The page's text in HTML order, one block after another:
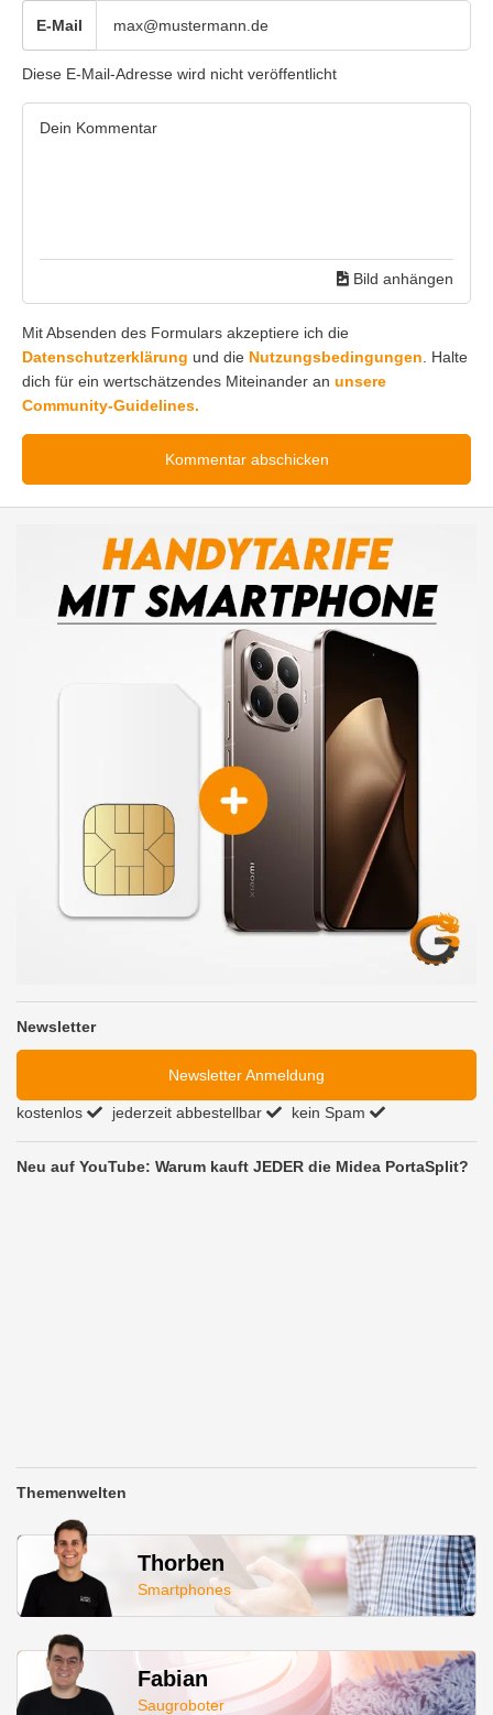
E-Mail
Diese E-Mail-Adresse wird nicht veröffentlicht
Bild anhängen
Mit Absenden des Formulars akzeptiere ich die
Datenschutzerklärung und die Nutzungsbedingungen . Halte
dich für ein wertschätzendes Miteinander an unsere
Community-Guidelines.
Newsletter
Newsletter Anmeldung
kostenlos jederzeit abbestellbar kein Spam
Neu auf YouTube: Warum kauft JEDER die Midea PortaSplit?
Themenwelten
Thorben
Smartphones
Fabian
Saugroboter